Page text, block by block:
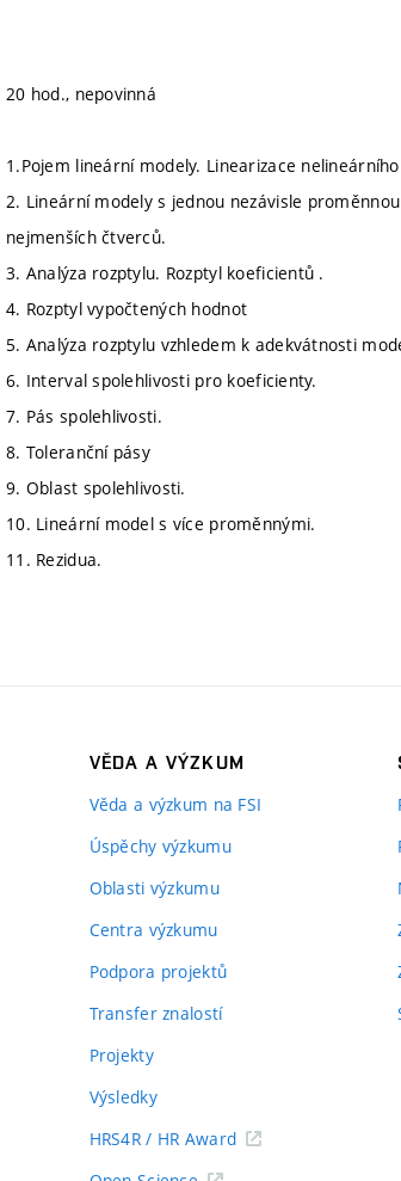
20 hod., nepovinná
1.Pojem lineární modely. Linearizace
2. Lineární modely s jednou nezávisle
nejmenších čtverců.
3. Analýza rozptylu. Rozptyl koeficientů .
4. Rozptyl vypočtených hodnot
5. Analýza rozptylu vzhledem k adekvátnosti
6. Interval spolehlivosti pro koeficienty.
7. Pás spolehlivosti.
8. Toleranční pásy
9. Oblast spolehlivosti.
10. Lineární model s více proměnnými.
11. Rezidua.
VĚDA A VÝZKUM
Věda a výzkum na FSI
Úspěchy výzkumu
Oblasti výzkumu
Centra výzkumu
Podpora projektů
Transfer znalostí
Projekty
Výsledky
HRS4R / HR Award